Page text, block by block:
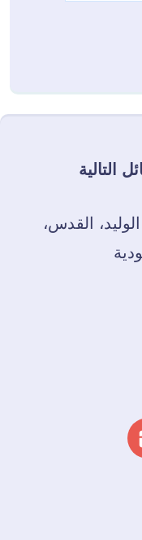
التالية
الوليد، القدس،
تابعنا